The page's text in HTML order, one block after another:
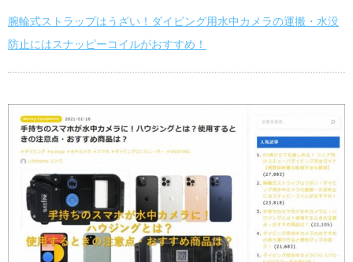
腕輪式ストラップはうざい！ダイビング用水中カメラの運搬・水没
防止にはスナッピーコイルがおすすめ！